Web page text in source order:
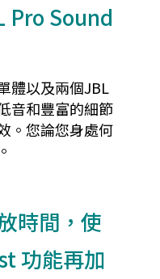
Pro Sound
體以及兩個JBL
音和豐富的細節
。您論您身處何
時間，使
功能再加